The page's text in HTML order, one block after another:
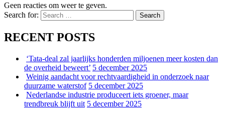
Geen reacties om weer te geven.
Search for:
Search
RECENT POSTS
‘Tata-deal zal jaarlijks honderden miljoenen meer kosten dan
de overheid beweert’ 5 december 2025
Weinig aandacht voor rechtvaardigheid in onderzoek naar
duurzame waterstof 5 december 2025
Nederlandse industrie produceert iets groener, maar
trendbreuk blijft uit 5 december 2025